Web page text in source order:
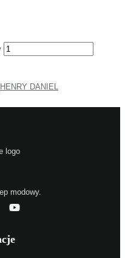
HENRY DANIEL
modowy.